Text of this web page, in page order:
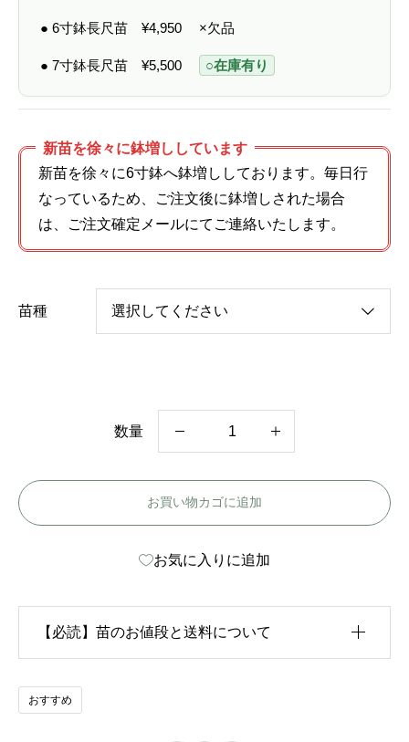
● 6寸鉢長尺苗 ¥4,950 ×欠品
● 7寸鉢長尺苗 ¥5,500 ○在庫有り
新苗を徐々に鉢増ししています
新苗を徐々に6寸鉢へ鉢増ししております。毎日行
なっているため、ご注文後に鉢増しされた場合
は、ご注文確定メールにてご連絡いたします。
苗種
数量
ィ
ー
お買い物カゴに追加
お気に入りに追加
【必読】苗のお値段と送料について
生育状況が各苗、また季節ごとに異なるため、苗のお
値段は「概算価格」
おすすめ